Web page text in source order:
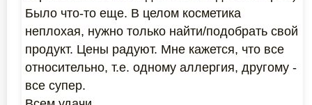
Было что-то еще. В целом косметика
неплохая, нужно только найти/подобрать свой
продукт. Цены радуют. Мне кажется, что все
относительно, т.е. одному аллергия, другому -
все супер.